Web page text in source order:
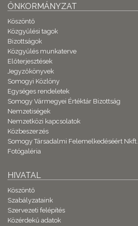
ÖNKORMÁNYZAT
Köszöntő
Közgyűlési tagok
Bizottságok
Közgyűlés munkaterve
Előterjesztések
Jegyzőkönyvek
Somogyi Közlöny
Egységes rendeletek
Somogy Vármegyei Értéktár Bizottság
Nemzetiségek
Nemzetközi kapcsolatok
Közbeszerzés
Somogy Társadalmi Felemelkedéséért Nkft.
Fotógaléria
HIVATAL
Köszöntő
Szabályzataink
Szervezeti felépítés
Közérdekű adatok